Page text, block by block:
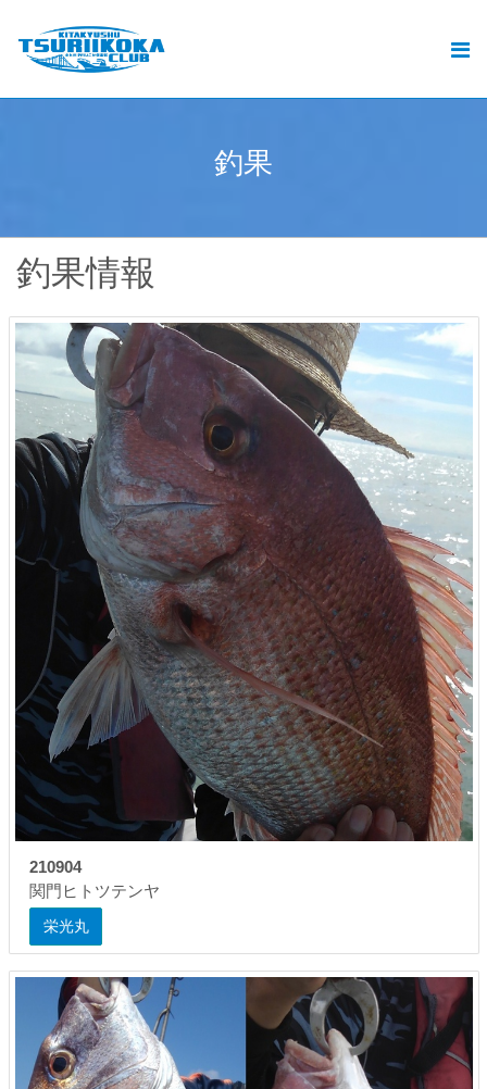
.
釣果
釣果情報
210904
関門ヒトツテンヤ
栄光丸
加盟遊漁船情報
お問い合せ